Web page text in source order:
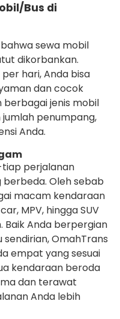
Bus di
sewa mobil
dikorbankan.
hari, Anda bisa
dan cocok
berbagai jenis mobil
jumlah penumpang,
Anda.
perjalanan
Oleh sebab
macam kendaraan
MPV, hingga SUV
Baik Anda berpergian
OmahTrans
empat yang sesuai
kendaraan beroda
dan terawat
Anda lebih